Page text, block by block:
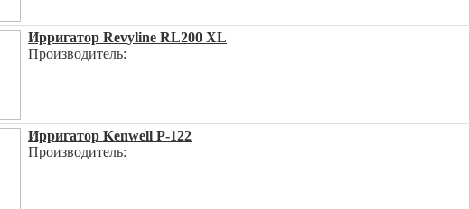
Ирригатор Revyline RL200 XL
Производитель:
Ирригатор Kenwell P-122
Производитель: